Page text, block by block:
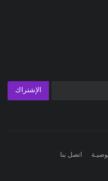
الإشتراك
اتصل بنا